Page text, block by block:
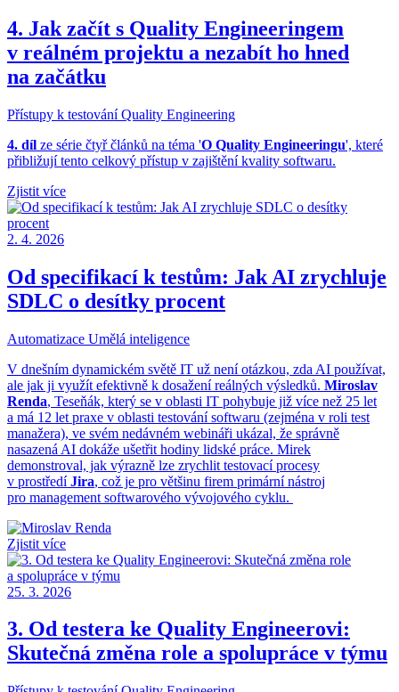
4. Jak začít s Quality Engineeringem
v reálném projektu a nezabít ho hned
na začátku
Přístupy k testování Quality Engineering
4. díl ze série čtyř článků na téma 'O Quality Engineeringu', které
přibližují tento celkový přístup v zajištění kvality softwaru.
Zjistit více
2. 4. 2026
Od specifikací k testům: Jak AI zrychluje
SDLC o desítky procent
Automatizace Umělá inteligence
V dnešním dynamickém světě IT už není otázkou, zda AI používat,
ale jak ji využít efektivně k dosažení reálných výsledků. Miroslav
Renda, Teseňák, který se v oblasti IT pohybuje již více než 25 let
a má 12 let praxe v oblasti testování softwaru (zejména v roli test
manažera), ve svém nedávném webináři ukázal, že správně
nasazená AI dokáže ušetřit hodiny lidské práce. Mirek
demonstroval, jak výrazně lze zrychlit testovací procesy
v prostředíJira, což je pro většinu firem primární nástroj
pro management softwarového vývojového cyklu.
Zjistit více
25. 3. 2026
3. Od testera ke Quality Engineerovi:
Skutečná změna role a spolupráce v týmu